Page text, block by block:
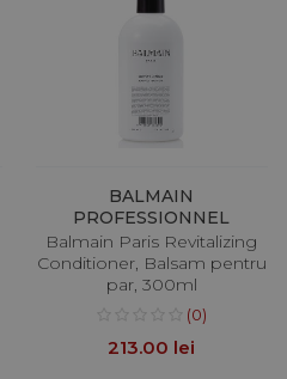
BALMAIN
PROFESSIONNEL
Balmain Paris Revitalizing
Conditioner, Balsam pentru
par, 300ml
(0)
213.00 lei